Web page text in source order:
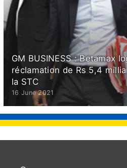
GM BUSINESS : Betamax
réclamation de Rs 5,4
la STC
16 June 2021